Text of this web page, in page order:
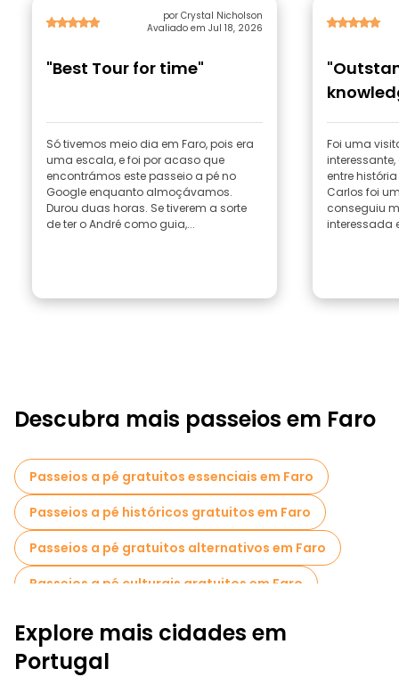
por Crystal Nicholson
Avaliado em Jul 18, 2026
"Best Tour for time"
Só tivemos meio dia em Faro, pois era
uma escala, e foi por acaso que
encontrámos este passeio a pé no
Google enquanto almoçávamos.
Durou duas horas. Se tiverem a sorte
de ter o André como guia,...
Foi uma
entre
Carlos foi
conseguiu
interessada
Descubra mais passeios em Faro
Passeios a pé gratuitos essenciais em Faro
Passeios a pé históricos gratuitos em Faro
Passeios a pé gratuitos alternativos em Faro
Passeios a pé culturais gratuitos em Faro
Passeios a pé gratuitos para famílias em Faro
Passeios de Pub Crawl em Faro
Explore mais cidades em
Portugal